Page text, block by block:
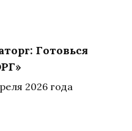
Готовься
2026 года